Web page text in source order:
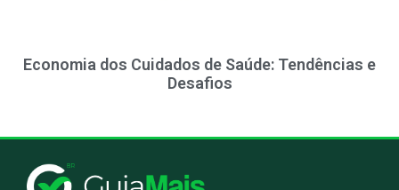
Economia dos Cuidados de Saúde: Tendências e
Desafios